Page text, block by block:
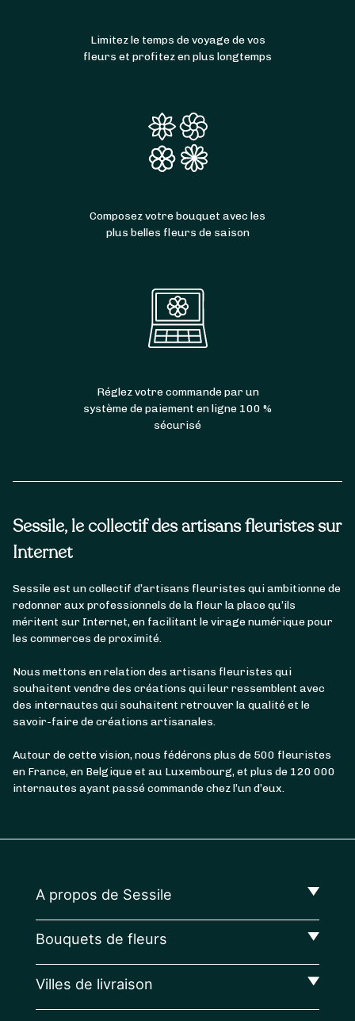
Sessile, le collectif des artisans fleuristes sur
Internet
Sessile est un collectif d’artisans fleuristes qui ambitionne de
redonner aux professionnels de la fleur la place qu’ils
méritent sur Internet, en facilitant le virage numérique pour
les commerces de proximité.
Nous mettons en relation des artisans fleuristes qui
souhaitent vendre des créations qui leur ressemblent avec
des internautes qui souhaitent retrouver la qualité et le
savoir-faire de créations artisanales.
Autour de cette vision, nous fédérons plus de 500 fleuristes
en France, en Belgique et au Luxembourg, et plus de 120 000
internautes ayant passé commande chez l’un d’eux.
Limitez le temps de voyage de vos
fleurs et profitez en plus longtemps
Composez votre bouquet avec les
plus belles fleurs de saison
Réglez votre commande par un
système de paiement en ligne 100 %
sécurisé
A propos de Sessile
Bouquets de fleurs
Villes de livraison